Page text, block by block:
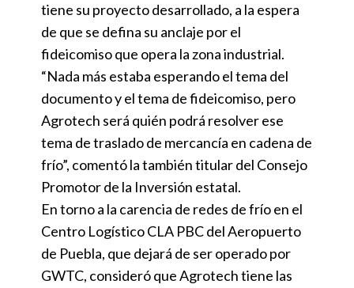
tiene su proyecto desarrollado, a la espera
de que se defina su anclaje por el
fideicomiso que opera la zona industrial.
“Nada más estaba esperando el tema del
documento y el tema de fideicomiso, pero
Agrotech será quién podrá resolver ese
tema de traslado de mercancía en cadena de
frío”, comentó la también titular del Consejo
Promotor de la Inversión estatal.
En torno a la carencia de redes de frío en el
Centro Logístico CLA PBC del Aeropuerto
de Puebla, que dejará de ser operado por
GWTC, consideró que Agrotech tiene las